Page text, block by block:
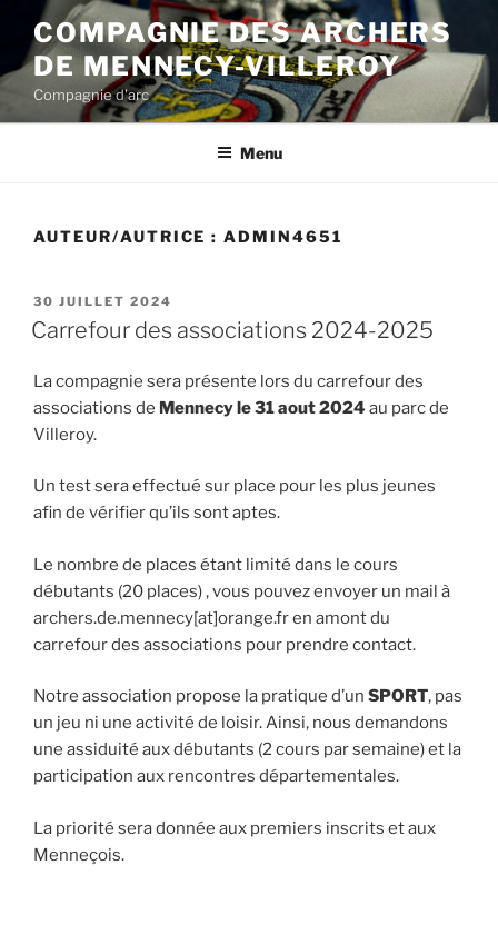
contenu
principal
COMPAGNIE DES ARCHERS
DE MENNECY-VILLEROY
Compagnie d'arc
Menu
AUTEUR/AUTRICE :ADMIN4651
PUBLIÉ
LE
30 JUILLET 2024
Carrefour des associations 2024-2025
La compagnie sera présente lors du carrefour des
associations de Mennecy le 31 aout 2024 au parc de
Villeroy.
Un test sera effectué sur place pour les plus jeunes
afin de vérifier qu’ils sont aptes.
Le nombre de places étant limité dans le cours
débutants (20 places) , vous pouvez envoyer un mail à
archers.de.mennecy[at]orange.fr en amont du
carrefour des associations pour prendre contact.
Notre association propose la pratique d’un SPORT, pas
un jeu ni une activité de loisir. Ainsi, nous demandons
une assiduité aux débutants (2 cours par semaine) et la
participation aux rencontres départementales.
La priorité sera donnée aux premiers inscrits et aux
Menneçois.